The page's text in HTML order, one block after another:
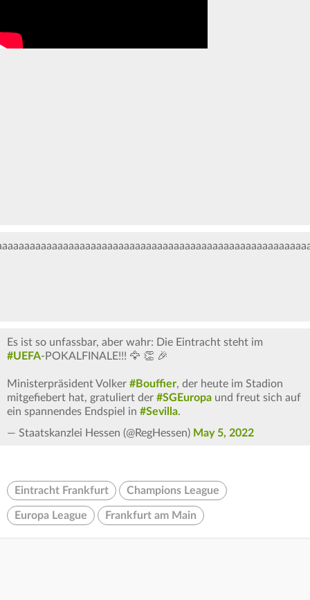
Es ist so unfassbar, aber wahr: Die Eintracht steht im
#UEFA-POKALFINALE!!! 🦅 👏 🎉
Ministerpräsident Volker #Bouffier, der heute im Stadion
mitgefiebert hat, gratuliert der #SGEuropa und freut sich auf
ein spannendes Endspiel in #Sevilla.
— Staatskanzlei Hessen (@RegHessen) May 5, 2022
Eintracht Frankfurt Champions League
Europa League Frankfurt am Main